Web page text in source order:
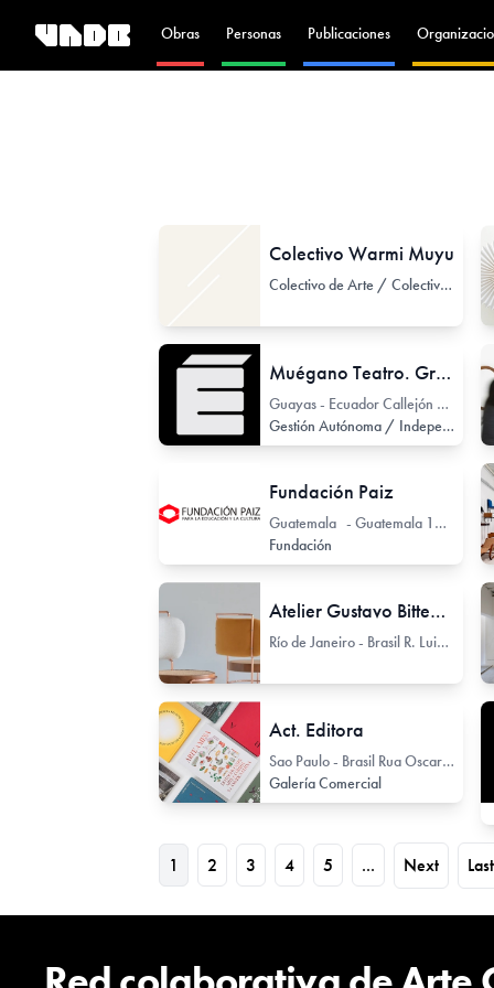
Obras Personas Publicaciones
Colectivo Warmi Muyu
Colectivo de Arte / Colectivo de Artistas
Muégano Teatro. Grupo y Espacio de Teatro independiente
Guayas - Ecuador Callejón Magallanes
Gestión Autónoma / Independiente
Fundación Paiz
Guatemala - Guatemala 11 Avenida 33-32
Fundación
Atelier Gustavo Bittencourt
Río de Janeiro - Brasil R. Luiz Winter 360
Act. Editora
Sao Paulo - Brasil Rua Oscar Freire 1437
Galería Comercial
1 2 3 4 5 ... Next Last